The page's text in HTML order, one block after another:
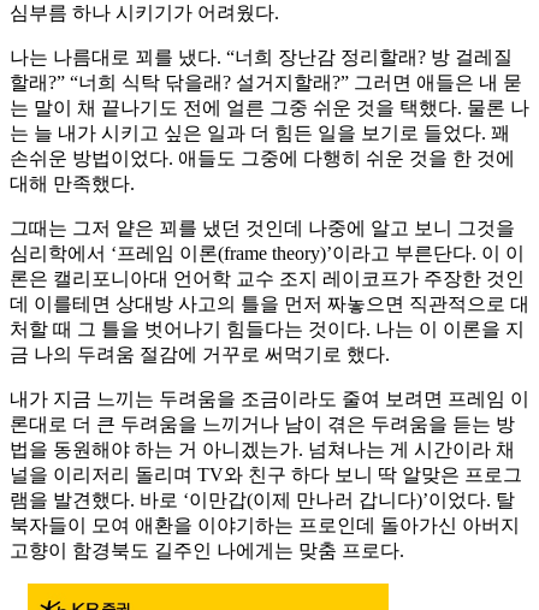
심부름 하나 시키기가 어려웠다.
나는 나름대로 꾀를 냈다. “너희 장난감 정리할래? 방 걸레질
할래?” “너희 식탁 닦을래? 설거지할래?” 그러면 애들은 내 묻
는 말이 채 끝나기도 전에 얼른 그중 쉬운 것을 택했다. 물론 나
는 늘 내가 시키고 싶은 일과 더 힘든 일을 보기로 들었다. 꽤
손쉬운 방법이었다. 애들도 그중에 다행히 쉬운 것을 한 것에
대해 만족했다.
그때는 그저 얕은 꾀를 냈던 것인데 나중에 알고 보니 그것을
심리학에서 ‘프레임 이론(frame theory)’이라고 부른단다. 이 이
론은 캘리포니아대 언어학 교수 조지 레이코프가 주장한 것인
데 이를테면 상대방 사고의 틀을 먼저 짜놓으면 직관적으로 대
처할 때 그 틀을 벗어나기 힘들다는 것이다. 나는 이 이론을 지
금 나의 두려움 절감에 거꾸로 써먹기로 했다.
내가 지금 느끼는 두려움을 조금이라도 줄여 보려면 프레임 이
론대로 더 큰 두려움을 느끼거나 남이 겪은 두려움을 듣는 방
법을 동원해야 하는 거 아니겠는가. 넘쳐나는 게 시간이라 채
널을 이리저리 돌리며 TV와 친구 하다 보니 딱 알맞은 프로그
램을 발견했다. 바로 ‘이만갑(이제 만나러 갑니다)’이었다. 탈
북자들이 모여 애환을 이야기하는 프로인데 돌아가신 아버지
고향이 함경북도 길주인 나에게는 맞춤 프로다.